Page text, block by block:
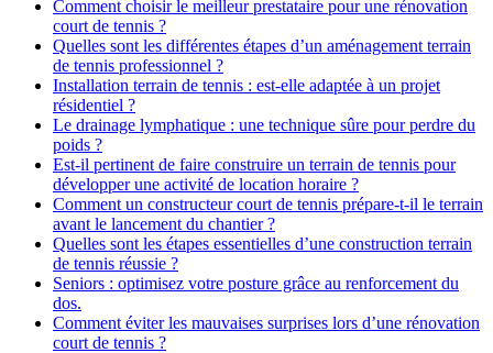
Comment choisir le meilleur prestataire pour une rénovation
court de tennis ?
Quelles sont les différentes étapes d’un aménagement terrain
de tennis professionnel ?
Installation terrain de tennis : est-elle adaptée à un projet
résidentiel ?
Le drainage lymphatique : une technique sûre pour perdre du
poids ?
Est-il pertinent de faire construire un terrain de tennis pour
développer une activité de location horaire ?
Comment un constructeur court de tennis prépare-t-il le terrain
avant le lancement du chantier ?
Quelles sont les étapes essentielles d’une construction terrain
de tennis réussie ?
Seniors : optimisez votre posture grâce au renforcement du
dos.
Comment éviter les mauvaises surprises lors d’une rénovation
court de tennis ?